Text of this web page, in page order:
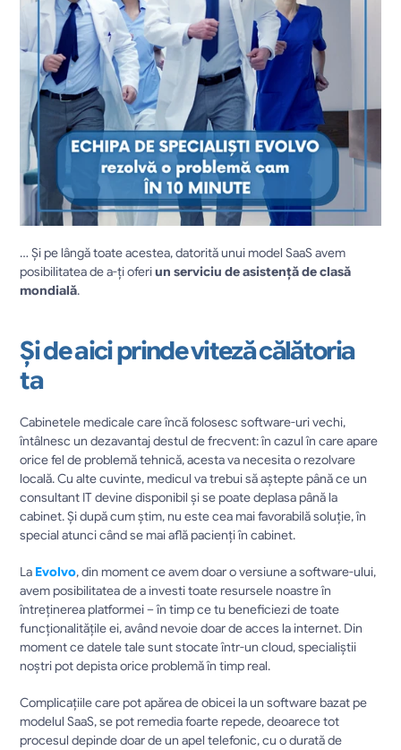
… Și pe lângă toate acestea, datorită unui model SaaS avem
posibilitatea de a-ți oferi un serviciu de asistență de clasă
mondială.
Și de aici prinde viteză călătoria
ta
Cabinetele medicale care încă folosesc software-uri vechi,
întâlnesc un dezavantaj destul de frecvent: în cazul în care apare
orice fel de problemă tehnică, acesta va necesita o rezolvare
locală. Cu alte cuvinte, medicul va trebui să aștepte până ce un
consultant IT devine disponibil și se poate deplasa până la
cabinet. Și după cum știm, nu este cea mai favorabilă soluție, în
special atunci când se mai află pacienți în cabinet.
La Evolvo, din moment ce avem doar o versiune a software-ului,
avem posibilitatea de a investi toate resursele noastre în
întreținerea platformei – în timp ce tu beneficiezi de toate
funcționalitățile ei, având nevoie doar de acces la internet. Din
moment ce datele tale sunt stocate într-un cloud, specialiștii
noștri pot depista orice problemă în timp real.
Complicațiile care pot apărea de obicei la un software bazat pe
modelul SaaS, se pot remedia foarte repede, deoarece tot
procesul depinde doar de un apel telefonic, cu o durată de